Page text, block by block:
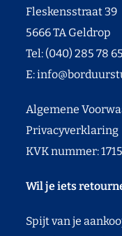
Fleskensstraat 39
5666 TA Geldrop
Tel: (040) 285 78 65
E:
Algemene
Privacyverklaring
KVK nummer:
Wil je iets
Spijt van je